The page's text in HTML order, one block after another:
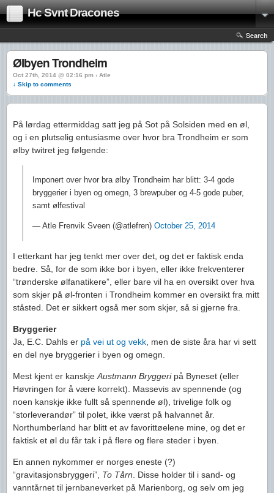
Hc Svnt Dracones
Search
Ølbyen Trondheim
Oct 27th, 2014 @ 02:16 pm › Atle
↓ Skip to comments
På lørdag ettermiddag satt jeg på Sot på Solsiden med en øl,
og i en plutselig entusiasme over hvor bra Trondheim er som
ølby twitret jeg følgende:
Imponert over hvor bra ølby Trondheim har blitt: 3-4 gode
bryggerier i byen og omegn, 3 brewpuber og 4-5 gode puber,
samt ølfestival
— Atle Frenvik Sveen (@atlefren) October 25, 2014
I etterkant har jeg tenkt mer over det, og det er faktisk enda
bedre. Så, for de som ikke bor i byen, eller ikke frekventerer
“trønderske ølfanatikere”, eller bare vil ha en oversikt over hva
som skjer på øl-fronten i Trondheim kommer en oversikt fra mitt
ståsted. Det er sikkert også mer som skjer, så si gjerne fra.
Bryggerier
Ja, E.C. Dahls er på vei ut og vekk , men de siste åra har vi sett
en del nye bryggerier i byen og omegn.
Mest kjent er kanskje Austmann Bryggeripå Byneset (eller
Høvringen for å være korrekt). Massevis av spennende (og
noen kanskje ikke fullt så spennende øl), trivelige folk og
“storleverandør” til polet, ikke værst på halvannet år.
Northumberland har blitt et av favorittøelene mine, og det er
faktisk et øl du får tak i på flere og flere steder i byen.
En annen nykommer er norges eneste (?)
“gravitasjonsbryggeri”, To Tårn . Disse holder til i sand- og
vanntårnet til jernbaneverket på Marienborg, og selv om jeg